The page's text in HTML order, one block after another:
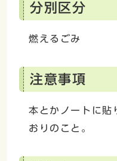
分別区分
燃えるごみ
注意事項
本とかノートに貼
おりのこと。